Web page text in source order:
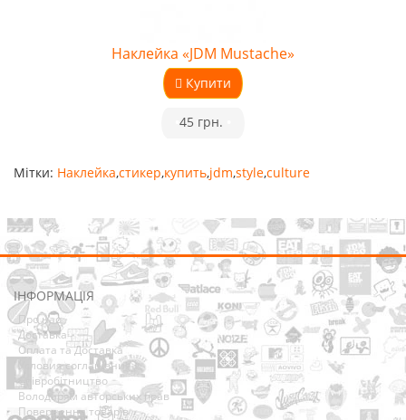
Наклейка «JDM Mustache»
Купити
45 грн.
Мітки: Наклейка,стикер,купить,jdm,style,culture
ІНФОРМАЦІЯ
Про нас
Доставка
Оплата та Доставка
Условия соглашения
Співробітництво
Володарям авторських прав
Повернення товарів